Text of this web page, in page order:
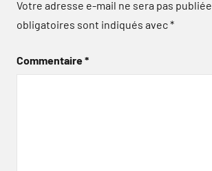
Votre adresse e-mail ne sera pas publiée.
obligatoires sont indiqués avec*
Commentaire*